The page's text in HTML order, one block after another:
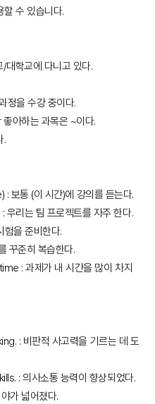
할 수 있습니다.
학교에 다니고 있다.
정을 수강 중이다.
아하는 과목은 ~이다.
.
통 (이 시간)에 강의를 듣는다.
리는 팀 프로젝트를 자주 한다.
을 준비한다.
꾸준히 복습한다.
: 과제가 내 시간을 많이 차지
: 비판적 사고력을 기르는 데 도
: 의사소통 능력이 향상되었다.
가 넓어졌다.